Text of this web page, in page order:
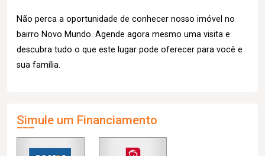
Não perca a oportunidade de conhecer nosso imóvel no
bairro Novo Mundo. Agende agora mesmo uma visita e
descubra tudo o que este lugar pode oferecer para você e
sua família.
Simule um Financiamento